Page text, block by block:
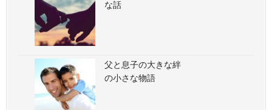
な話
父と息子の大きな絆
の小さな物語